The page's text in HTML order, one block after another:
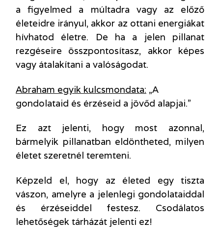
a figyelmed a múltadra vagy az előző
életeidre irányul, akkor az ottani energiákat
hívhatod életre. De ha a jelen pillanat
rezgéseire összpontosítasz, akkor képes
vagy átalakítani a valóságodat.
Abraham egyik kulcsmondata: „A
gondolataid és érzéseid a jövőd alapjai.”
Ez azt jelenti, hogy most azonnal,
bármelyik pillanatban eldöntheted, milyen
életet szeretnél teremteni.
Képzeld el, hogy az életed egy tiszta
vászon, amelyre a jelenlegi gondolataiddal
és érzéseiddel festesz. Csodálatos
lehetőségek tárházát jelenti ez!